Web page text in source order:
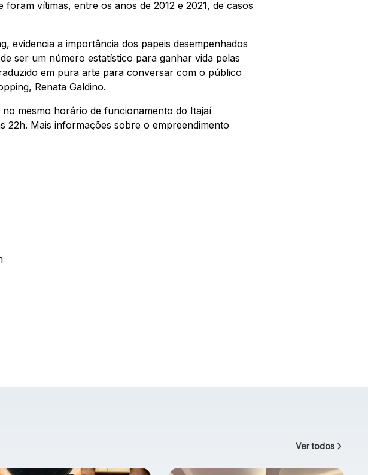
vítimas, entre os anos de 2012 e 2021, de casos
evidencia a importância dos papeis desempenhados
ser um número estatístico para ganhar vida pelas
em pura arte para conversar com o público
Renata Galdino.
no mesmo horário de funcionamento do Itajaí
22h. Mais informações sobre o empreendimento
Ver todos